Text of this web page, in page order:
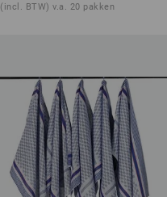
(incl. BTW) v.a. 20 pakken